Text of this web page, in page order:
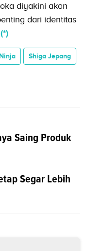
diyakini akan
dari identitas
(*)
Shiga Jepang
Saing Produk
Segar Lebih